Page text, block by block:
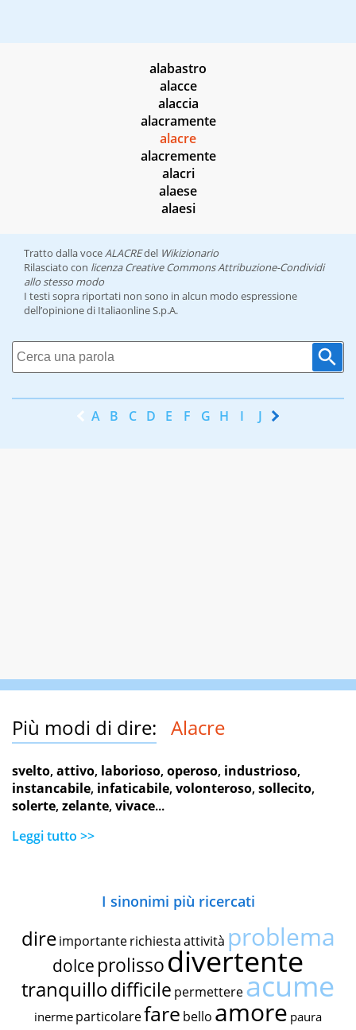
alabastro
alacce
alaccia
alacramente
alacre
alacremente
alacri
alaese
alaesi
Tratto dalla voceALACREdel Wikizionario
Rilasciato con licenza Creative Commons Attribuzione-Condividi
allo stesso modo
I testi sopra riportati non sono in alcun modo espressione
dell’opinione di Italiaonline S.p.A.
A B C D E F G H I J K
Più modi di dire: Alacre
svelto,attivo, laborioso,operoso, industrioso,
instancabile, infaticabile,volonteroso,sollecito,
solerte,zelante,vivace...
Leggi tutto >>
I sinonimi più ricercati
dire importante richiestaattività problema
dolce prolissodivertente
tranquillodifficile permettereacume
inerme particolarefare bello amore paura